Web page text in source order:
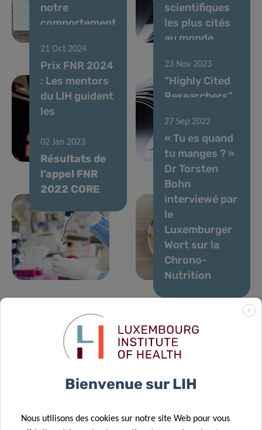
notre
comportement
scientifiques
les plus cités
au monde
21 Oct 2024
Prix FNR 2024
: Les mentors
du LIH guident
les
scientifiques
de demain
23 Nov 2023
“Highly Cited
Researchers”
Luxembourg
toujours à la
une
02 Jan 2023
Résultats de
l’appel FNR
2022 CORE
27 Sep 2022
« Tu es quand
tu manges ? »
Dr Torsten
Bohn
interviewé par
le
Luxemburger
Wort sur la
Chrono-
Nutrition
22 Sep 2022
Un peu de
fraîcheur au
Hot Off the
10 Sep 2021
scientifique du
X
Bienvenue sur LIH
Nous utilisons des cookies sur notre site Web pour vous